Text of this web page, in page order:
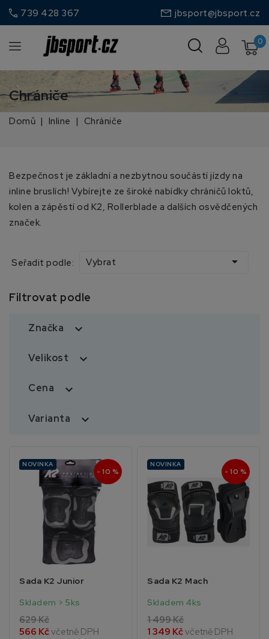
call 739 428 367 jbsport@jbsport.cz
0
Chrániče
Domů Inline Chrániče
Bezpečnost je základní a nezbytnou součástí jízdy na
inline bruslích! Vybírejte ze široké nabídky chráničů loktů,
kolen a zápěstí od K2, Rollerblade a dalších osvědčených
značek.
Seřadit podle: Vybrat 
Filtrovat podle
Značka 
Velikost 
Cena 
Varianta 
NOVINKA
- 10 %
Sada K2 Junior
Skladem > 5ks
629 Kč
566 Kčvčetně DPH
NOVINKA
- 10 %
Sada K2 Mach
Skladem 4ks
1 499 Kč
1 349 Kčvčetně DPH